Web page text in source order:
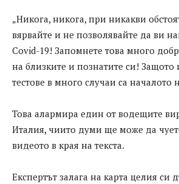
„Никога, никога, при никакви
вярвайте и не позволявайте да ви
Covid-19! Запомнете това много
на близките и познатите си! Защото
тестове в много случаи са началото
Това алармира един от водещите
Италия, чиито думи ще може да
видеото в края на текста.
Експертът залага на карта целия си